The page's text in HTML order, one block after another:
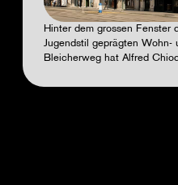
Hinter dem grossen Fenster
Jugendstil geprägten Wohn-
Bleicherweg hat Alfred